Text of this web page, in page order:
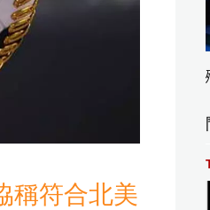
稱符合北美